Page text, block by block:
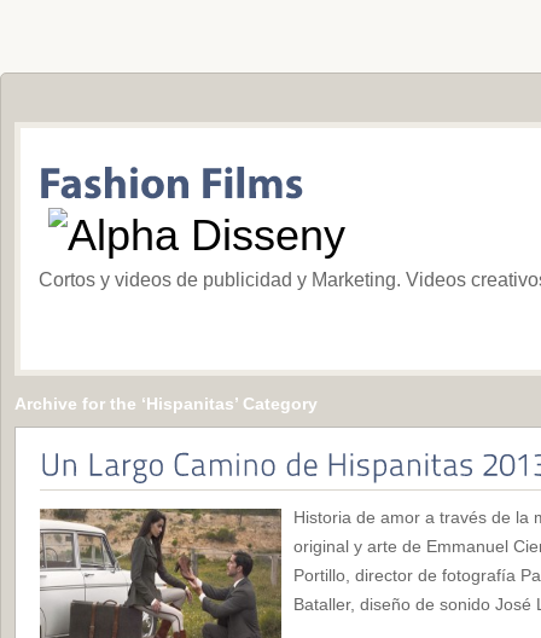
Cortos y videos de publicidad y Marketing. Videos
Archive for the ‘Hispanitas’ Category
Historia de amor a través de
original y arte de Emmanuel
Portillo, director de fotografía
Bataller, diseño de sonido José